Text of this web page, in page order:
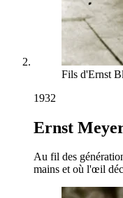
Fils d'Ernst
1932
Ernst
Au fil des
mains et où l'œil